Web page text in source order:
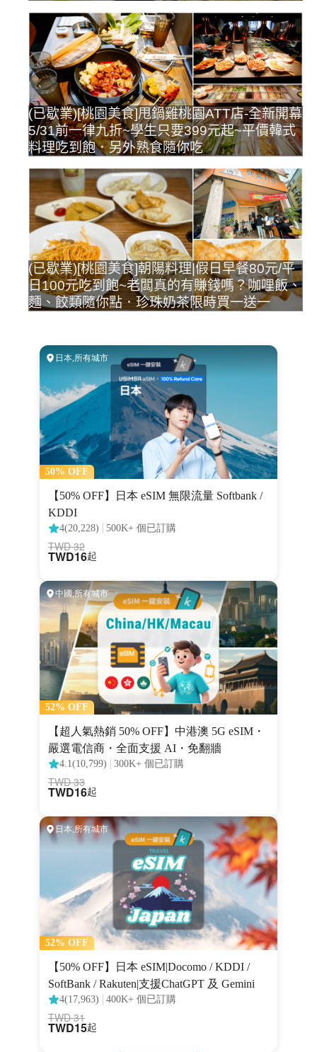
(已歇業)[桃園美食]甩鍋雞桃園ATT店-全新開幕
5/31前一律九折~學生只要399元起~平價韓式
料理吃到飽．另外熟食隨你吃
(已歇業)[桃園美食]朝陽料理|假日早餐80元/平
日100元吃到飽~老闆真的有賺錢嗎？咖哩飯、
麵、餃類隨你點．珍珠奶茶限時買一送一